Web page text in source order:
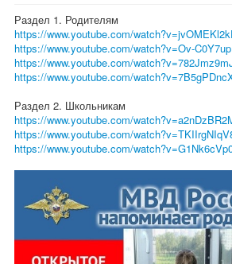
Раздел 1. Родителям
https://www.youtube.com/watch?
https://www.youtube.com/watch?v=Ov-
https://www.youtube.com/watch?
https://www.youtube.com/watch?
Раздел 2. Школьникам
https://www.youtube.com/watch?
https://www.youtube.com/watch?
https://www.youtube.com/watch?